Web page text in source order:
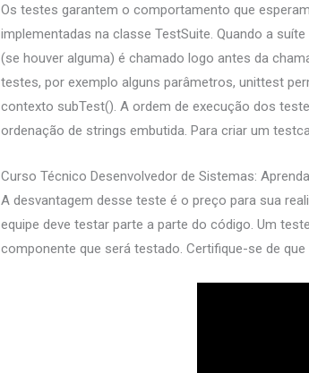
Os testes garantem o comportamento que
implementadas na classe TestSuite. Quando a
(se houver alguma) é chamado logo antes da
testes, por exemplo alguns parâmetros, unittest
contexto subTest(). A ordem de execução dos
ordenação de strings embutida. Para criar um
Curso Técnico Desenvolvedor de Sistemas:
A desvantagem desse teste é o preço para sua
equipe deve testar parte a parte do código. Um
componente que será testado. Certifique-se de